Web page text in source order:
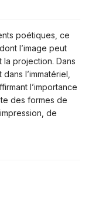
poétiques, ce
l’image peut
projection. Dans
l’immatériel,
l’importance
des formes de
de